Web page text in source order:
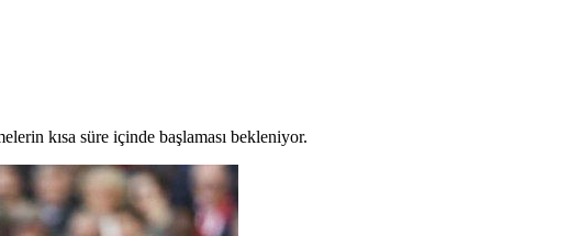
kısa süre içinde başlaması bekleniyor.